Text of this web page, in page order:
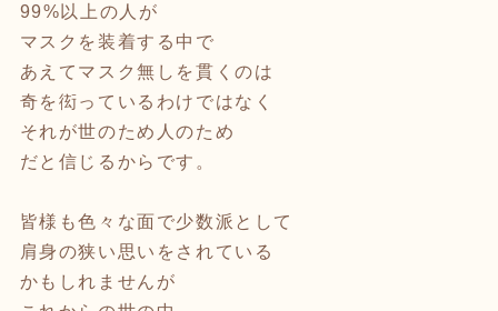
99%以上の人が
マスクを装着する中で
あえてマスク無しを貫くのは
奇を衒っているわけではなく
それが世のため人のため
だと信じるからです。
皆様も色々な面で少数派として
肩身の狭い思いをされている
かもしれませんが